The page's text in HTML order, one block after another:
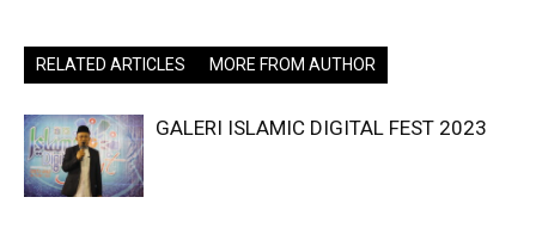
RELATED ARTICLES MORE FROM AUTHOR
GALERI ISLAMIC DIGITAL FEST 2023